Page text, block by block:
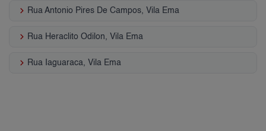
keyboard_arrow_right Rua Antonio Pires De Campos, Vila Ema
keyboard_arrow_right Rua Heraclito Odilon, Vila Ema
keyboard_arrow_right Rua Iaguaraca, Vila Ema